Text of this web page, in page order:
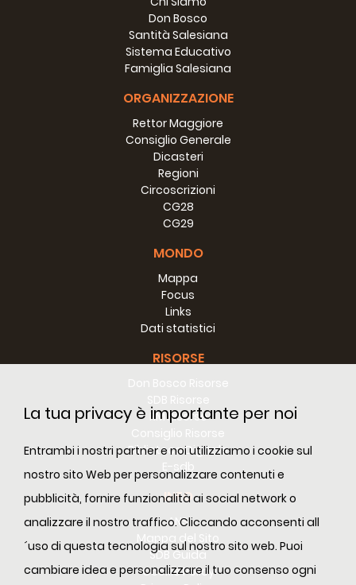
La tua privacy è importante per noi
Entrambi i nostri partner e noi utilizziamo i cookie sul
nostro sito Web per personalizzare contenuti e
pubblicità, fornire funzionalità ai social network o
analizzare il nostro traffico. Cliccando acconsenti all
´uso di questa tecnologia sul nostro sito web. Puoi
cambiare idea e personalizzare il tuo consenso ogni
MESSICO (MEM) - Visita del Rettor
9-12 maggio 2017
Don Bosco
Santità Salesiana
Sistema Educativo
Famiglia Salesiana
ORGANIZZAZIONE
Rettor Maggiore
Consiglio Generale
Dicasteri
Regioni
Circoscrizioni
CG28
CG29
MONDO
Mappa
Focus
Links
Dati statistici
RISORSE
RM Risorse
Biblioteca Digitale
E-sdb
INFO
ANS
Mappa del Sito
SDB Guida
Cookie Policy